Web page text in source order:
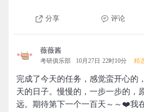
分享 评论
薇薇酱
考研俱乐部 10月27日 22时10分 精
完成了今天的任务，感觉蛮开心的
天的日子。慢慢的，一步一步的，
远。期待第下一个一百天～～❤️我